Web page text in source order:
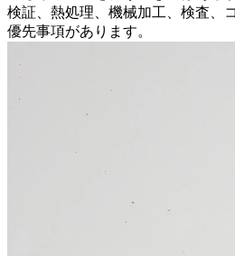
検証、熱処理、機械加工、検査、
優先事項があります。